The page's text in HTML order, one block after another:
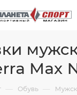
Max
— Обувь —